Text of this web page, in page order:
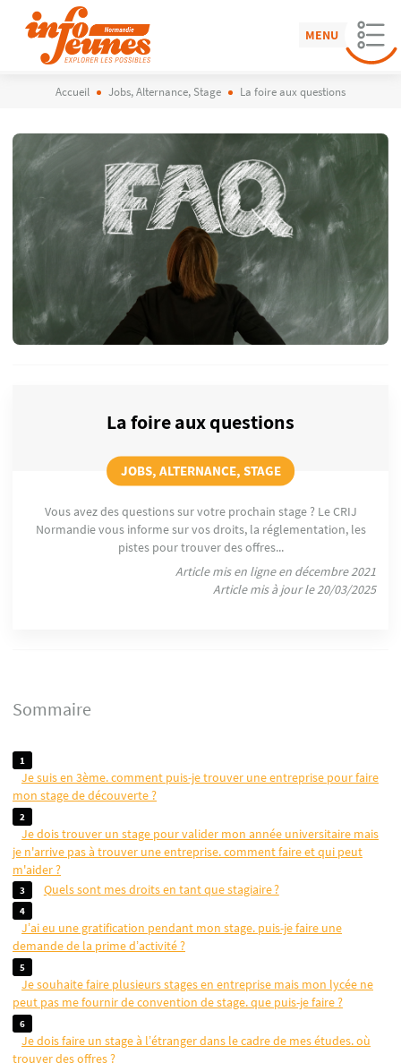
MENU
Accueil Jobs, Alternance, Stage La foire aux questions
La foire aux questions
JOBS, ALTERNANCE, STAGE
Vous avez des questions sur votre prochain stage ? Le CRIJ
Normandie vous informe sur vos droits, la réglementation, les
pistes pour trouver des offres...
Article mis en ligne en décembre 2021
Article mis à jour le 20/03/2025
Sommaire
je suis en 3ème. comment puis-je trouver une entreprise pour faire
mon stage de découverte ?
je dois trouver un stage pour valider mon année universitaire mais
je n'arrive pas à trouver une entreprise. comment faire et qui peut
m'aider ?
quels sont mes droits en tant que stagiaire ?
j’ai eu une gratification pendant mon stage. puis-je faire une
demande de la prime d’activité ?
je souhaite faire plusieurs stages en entreprise mais mon lycée ne
peut pas me fournir de convention de stage. que puis-je faire ?
je dois faire un stage à l’étranger dans le cadre de mes études. où
trouver des offres ?